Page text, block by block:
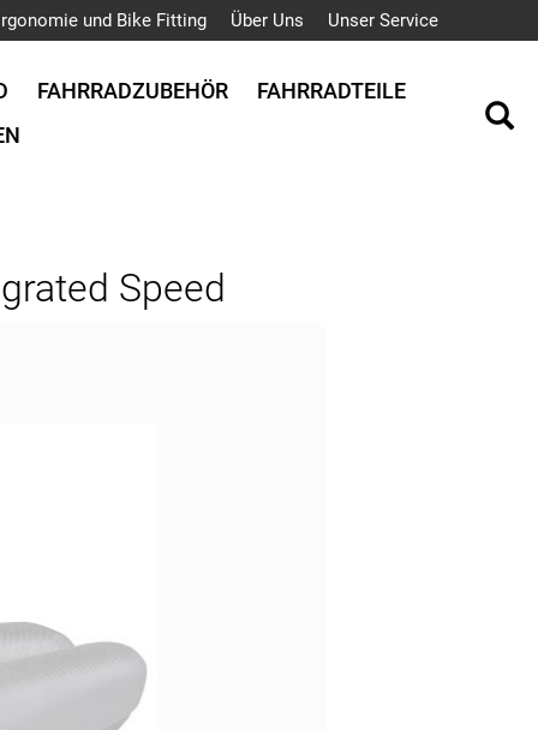
und Bike Fitting Über Uns Unser Service
FAHRRADZUBEHÖR
FAHRRADTEILE
Speed